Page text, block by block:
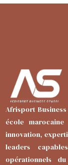
Afrisport
école
innovation,
leaders
opérationnels